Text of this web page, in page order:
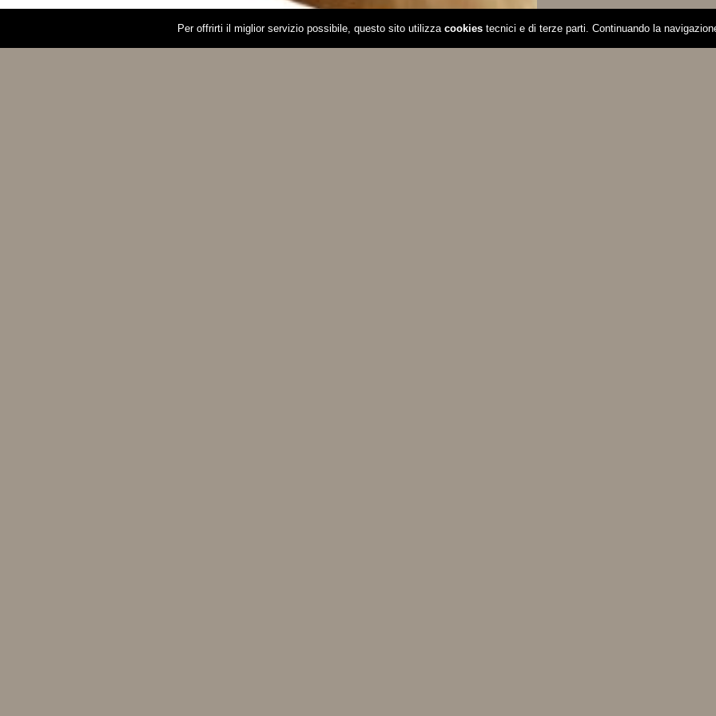
Privacy Policy|Company info| Copyright © PATINA®by Codital Srl. All rights reserved. P.I. 06282790150
Per offrirti il miglior servizio possibile, questo sito utilizza cookies tecnici e di terze parti. Continuando la